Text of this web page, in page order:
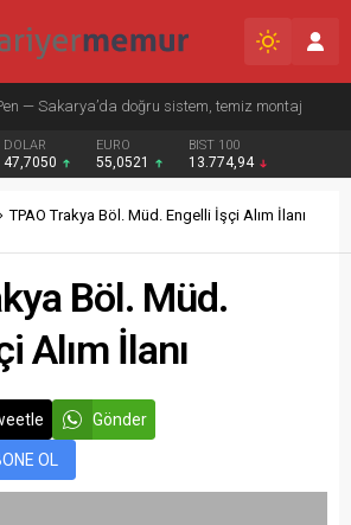
— Sakarya’da doğru sistem, temiz montaj
DOLAR
47,7050
EURO
55,0521
BIST 100
13.774,94
TPAO Trakya Böl. Müd. Engelli İşçi Alım İlanı
Böl. Müd.
Alım İlanı
Gönder
OL